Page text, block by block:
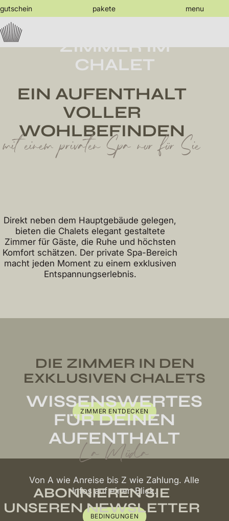
to
content
gutschein pakete menu
ZIMMER IM
CHALET
EIN AUFENTHALT
VOLLER
WOHLBEFINDEN
mit einem privaten Spa nur für Sie
Direkt neben dem Hauptgebäude gelegen,
bieten die Chalets elegant gestaltete
Zimmer für Gäste, die Ruhe und höchsten
Komfort schätzen. Der private Spa-Bereich
macht jeden Moment zu einem exklusiven
Entspannungserlebnis.
DIE ZIMMER IN DEN
EXKLUSIVEN CHALETS
ZIMMER ENTDECKEN
WISSENSWERTES
FÜR DEINEN
AUFENTHALT
La Müda
Von A wie Anreise bis Z wie Zahlung. Alle
Infos auf einen Blick.
BEDINGUNGEN
ABONNIEREN SIE
UNSEREN NEWSLETTER